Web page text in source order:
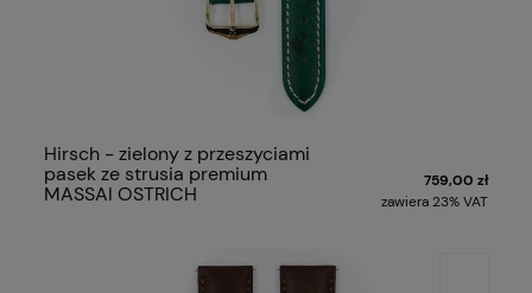
Hirsch - zielony z przeszyciami
pasek ze strusia premium
MASSAI OSTRICH
759,00 zł
zawiera 23% VAT